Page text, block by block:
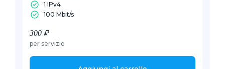
1 IPv4
100 Mbit/s
300 ₽
per servizio